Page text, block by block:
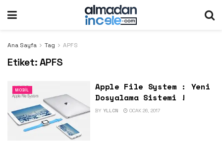
Ana Sayfa Tag APFS
Etiket:APFS
MOBIL
Apple File System : Yeni
Dosyalama Sistemi !
BY YLLCN OCAK 26, 2017